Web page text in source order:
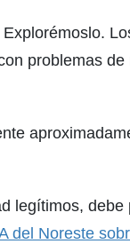
problemas
legítimos,
del Noreste